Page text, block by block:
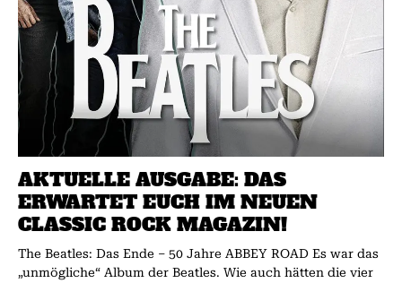
AKTUELLE AUSGABE: DAS
ERWARTET EUCH IM NEUEN
CLASSIC ROCK MAGAZIN!
The Beatles: Das Ende – 50 Jahre ABBEY ROAD Es war das
„unmögliche“ Album der Beatles. Wie auch hätten die vier